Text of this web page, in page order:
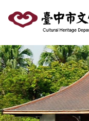
要
內
容
區
塊